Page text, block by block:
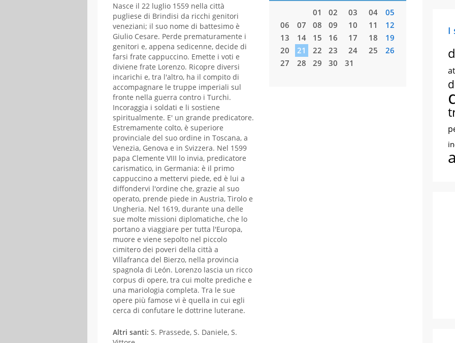
Nasce il 22 luglio 1559 nella città
pugliese di Brindisi da ricchi genitori
veneziani; il suo nome di battesimo è
Giulio Cesare. Perde prematuramente i
genitori e, appena sedicenne, decide di
farsi frate cappuccino. Emette i voti e
diviene frate Lorenzo. Ricopre diversi
incarichi e, tra l'altro, ha il compito di
accompagnare le truppe imperiali sul
fronte nella guerra contro i Turchi.
Incoraggia i soldati e li sostiene
spiritualmente. E' un grande predicatore.
Estremamente colto, è superiore
provinciale del suo ordine in Toscana, a
Venezia, Genova e in Svizzera. Nel 1599
papa Clemente VIII lo invia, predicatore
carismatico, in Germania: è il primo
cappuccino a mettervi piede, ed è lui a
diffondervi l'ordine che, grazie al suo
operato, prende piede in Austria, Tirolo e
Ungheria. Nel 1619, durante una delle
sue molte missioni diplomatiche, che lo
portano a viaggiare per tutta l'Europa,
muore e viene sepolto nel piccolo
cimitero dei poveri della città a
Villafranca del Bierzo, nella provincia
spagnola di León. Lorenzo lascia un ricco
corpus di opere, tra cui molte prediche e
una mariologia completa. Tra le sue
opere più famose vi è quella in cui egli
cerca di confutare le dottrine luterane.
Altri santi: S. Prassede, S. Daniele, S.
03
10
17
24
31
01 02 03 04 05 06
08
09 10 11 12 13
15
16 17 18 19 20
22
23 24 25 26 27
29
30
01 02 03 04
05
06
07 08 09 10 11
12
13
14 15 16 17 18
19
20
21 22 23 24 25
26
27
28 29 30 31
11
18
I